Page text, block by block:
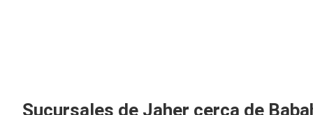
Sucursales de Jaher cerca de